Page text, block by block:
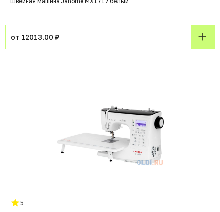
от 12013.00 ₽
5